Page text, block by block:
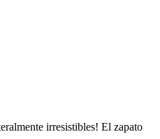
irresistibles! El zapato